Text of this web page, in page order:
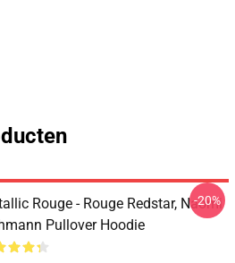
Rouge - Rouge Redstar, Naomi
Pullover Hoodie
-20%